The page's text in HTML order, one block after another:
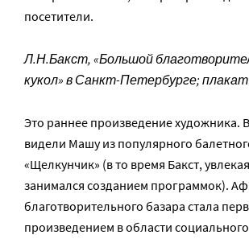
посетители.
Л.Н.Бакст, «Большой
кукол» в Санкт-Петербурге; плакат
Это раннее произведение художника.
видели Машу из популярного
«Щелкунчик» (в то время Бакст,
занимался созданием программок).
благотворительного базара стала
произведением в области